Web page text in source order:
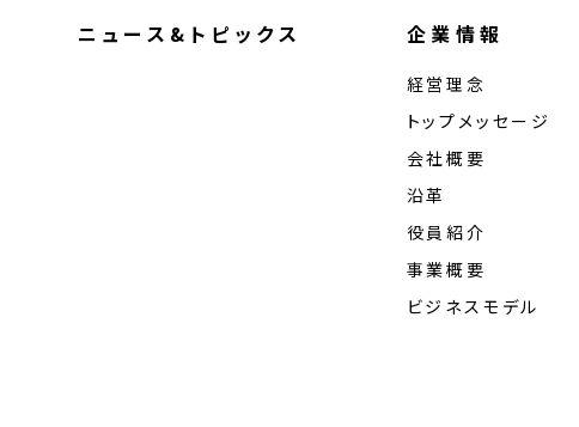
ニュース&トピックス 企業情報
経営理念
トップメッセージ
会社概要
沿革
役員紹介
事業概要
ビジネスモデル